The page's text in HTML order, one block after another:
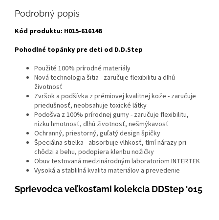
Podrobný popis
Kód produktu: H015-61614B
Pohodlné topánky pre deti od D.D.Step
Použité 100% prírodné materiály
Nová technologia šitia - zaručuje flexibilitu a dlhú
životnosť
Zvršok a podšívka z prémiovej kvalitnej kože - zaručuje
priedušnosť, neobsahuje toxické látky
Podošva z 100% prírodnej gumy - zaručuje flexibilitu,
nízku hmotnosť, dlhú životnosť, nešmýkavosť
Ochranný, priestorný, guľatý design špičky
Špeciálna stielka - absorbuje vlhkosť, tlmí nárazy pri
chôdzi a behu, podopiera klenbu nožičky
Obuv testovaná medzinárodným laboratoriom INTERTEK
Vysoká a stablilná kvalita materiálov a prevedenie
Sprievodca veľkosťami kolekcia DDStep '015